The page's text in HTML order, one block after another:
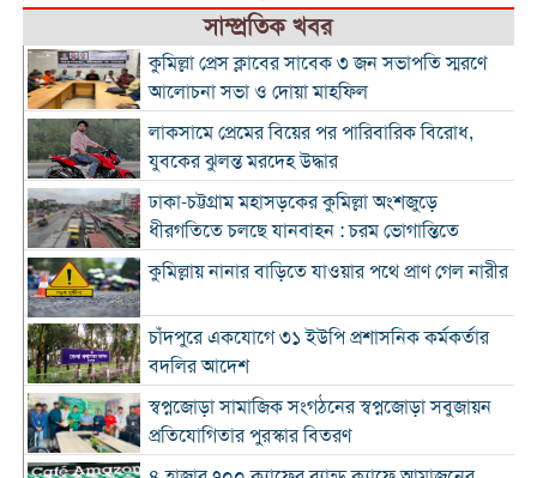
সাম্প্রতিক খবর
কুমিল্লা প্রেস ক্লাবের সাবেক ৩ জন সভাপতি স্মরণে
আলোচনা সভা ও দোয়া মাহফিল
লাকসামে প্রেমের বিয়ের পর পারিবারিক বিরোধ,
যুবকের ঝুলন্ত মরদেহ উদ্ধার
ঢাকা-চট্টগ্রাম মহাসড়কের কুমিল্লা অংশজুড়ে
ধীরগতিতে চলছে যানবাহন : চরম ভোগান্তিতে
কুমিল্লায় নানার বাড়িতে যাওয়ার পথে প্রাণ গেল নারীর
চাঁদপুরে একযোগে ৩১ ইউপি প্রশাসনিক কর্মকর্তার
বদলির আদেশ
স্বপ্নজোড়া সামাজিক সংগঠনের স্বপ্নজোড়া সবুজায়ন
প্রতিযোগিতার পুরস্কার বিতরণ